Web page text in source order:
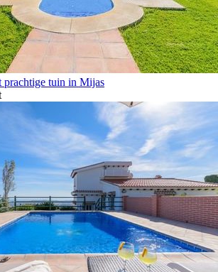
prachtige tuin in Mijas